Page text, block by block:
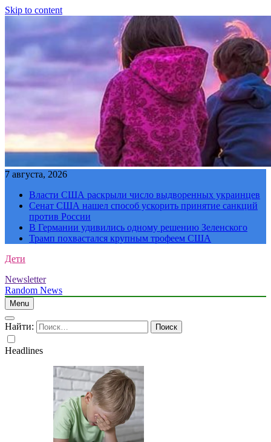
Skip to content
7 августа, 2026
Власти США раскрыли число выдворенных украинцев
Сенат США нашел способ ускорить принятие санкций
против России
В Германии удивились одному решению Зеленского
Трамп похвастался крупным трофеем США
Дети
Newsletter
Random News
Menu
Найти:
Headlines